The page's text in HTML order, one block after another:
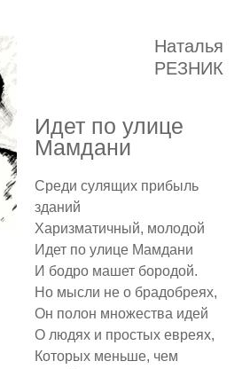
Наталья
РЕЗНИК
Идет по улице
Мамдани
Среди сулящих прибыль
зданий
Харизматичный, молодой
Идет по улице Мамдани
И бодро машет бородой.
Но мысли не о брадобреях,
Он полон множества идей
О людях и простых евреях,
Которых меньше, чем